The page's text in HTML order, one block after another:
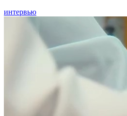
интервью